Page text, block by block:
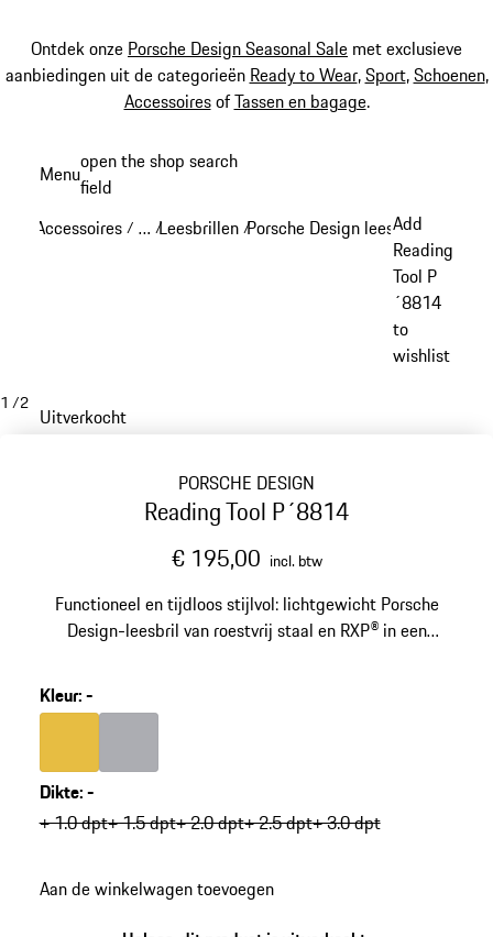
Ontdek onze Porsche Design Seasonal Sale met exclusieve
aanbiedingen uit de categorieën Ready to Wear,Sport,Schoenen,
AccessoiresofTassen en bagage.
hoofdinhoud
Menuopen the shop search
field
Accessoires / …
Reveal collapsed breadcrumb items
/Leesbrillen /Porsche Design leesbrillen
Add
Reading
Tool P
´8814
to
wishlist
1 /2
Uitverkocht
PORSCHE DESIGN
Reading Tool P´8814
€ 195,00 incl. btw
Functioneel en tijdloos stijlvol: lichtgewicht Porsche
Design-leesbril van roestvrij staal en RXP® in een
Kleur:-
Kleur
goudKleur
Dikte:-
+ 1.0 dpt+ 1.5 dpt+ 2.0 dpt+ 2.5 dpt+ 3.0 dpt
Aan de winkelwagen toevoegen